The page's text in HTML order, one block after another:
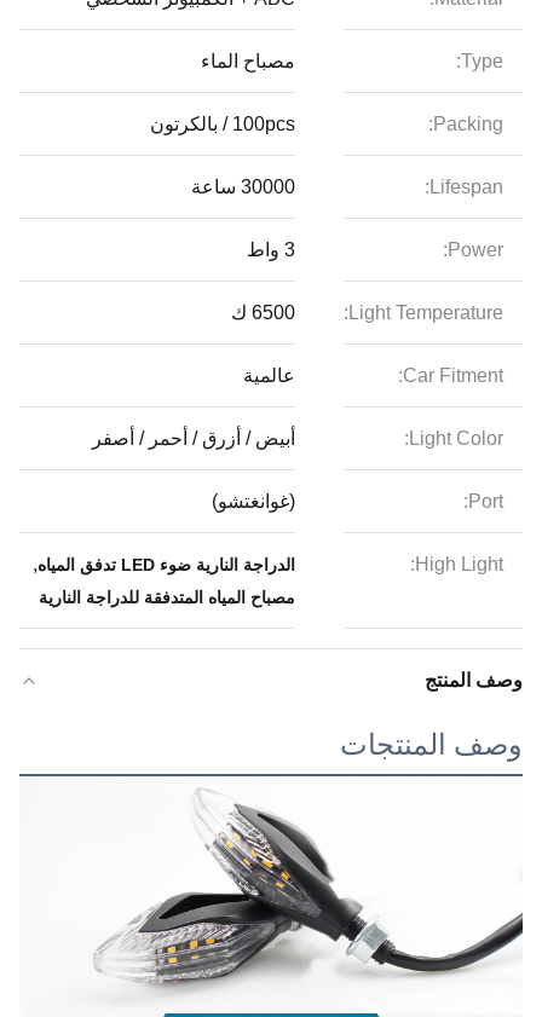
Type: مصباح الماء
Packing: 100pcs / بالكرتون
Lifespan: 30000 ساعة
Power: 3 واط
Light Temperature: 6500 ك
Car Fitment: عالمية
Light Color: أبيض / أزرق / أحمر / أصفر
Port: (غوانغتشو)
High Light: الدراجة النارية ضوء LED تدفق المياه ,
مصباح المياه المتدفقة للدراجة النارية
وصف المنتج
وصف المنتجات